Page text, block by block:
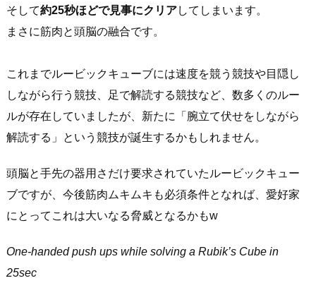
そして約25秒ほどで見事にクリアしてしまいます。
まさに筋肉と頭脳の融合です。
これまでルービックキューブには速度を競う競技や目隠し
しながら行う競技、足で解読する競技など、数多くのルー
ルが存在していましたが、新たに「腕立て伏せをしながら
解読する」という競技が誕生するかもしれません。
頭脳と手先の器用さだけ要求されていたルービックキュー
ブですが、今後筋肉ムキムキも必須条件となれば、愛好家
にとってこれは大いなる脅威となるかもw
One-handed push ups while solving a Rubik’s Cube in
25sec